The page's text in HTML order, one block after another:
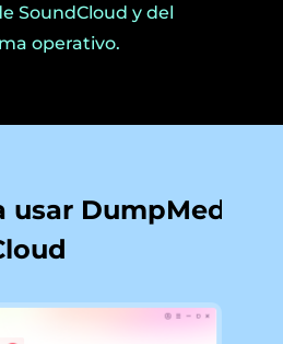
SoundCloud y del
operativo.
usar DumpMedia